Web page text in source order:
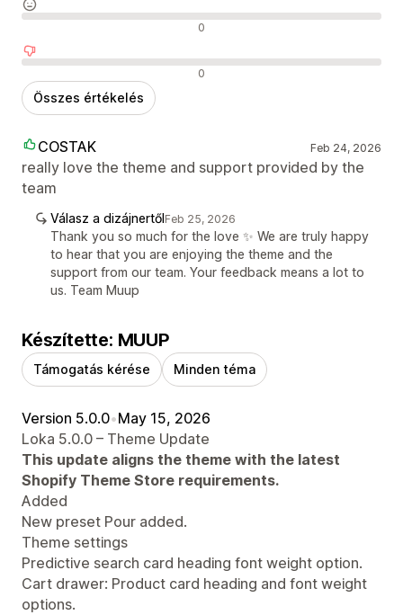
0
0
Összes értékelés
COSTAK Feb 24, 2026
really love the theme and support provided by the
team
Válasz a dizájnertőlFeb 25, 2026
Thank you so much for the love ✨ We are truly happy
to hear that you are enjoying the theme and the
support from our team. Your feedback means a lot to
us. Team Muup
Készítette: MUUP
Támogatás kérése Minden téma
Version 5.0.0•May 15, 2026
Loka 5.0.0 – Theme Update
This update aligns the theme with the latest
Shopify Theme Store requirements.
Added
New preset Pour added.
Theme settings
Predictive search card heading font weight option.
Cart drawer: Product card heading and font weight
options.